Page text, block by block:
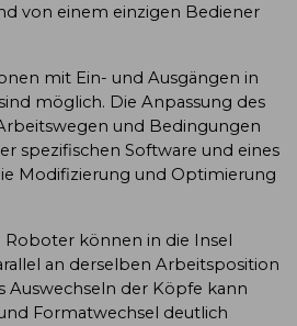
von einem einzigen Bediener
mit Ein- und Ausgängen in
möglich. Die Anpassung des
und Bedingungen
spezifischen Software und eines
Modifizierung und Optimierung
können in die Insel
an derselben Arbeitsposition
Auswechseln der Köpfe kann
Formatwechsel deutlich